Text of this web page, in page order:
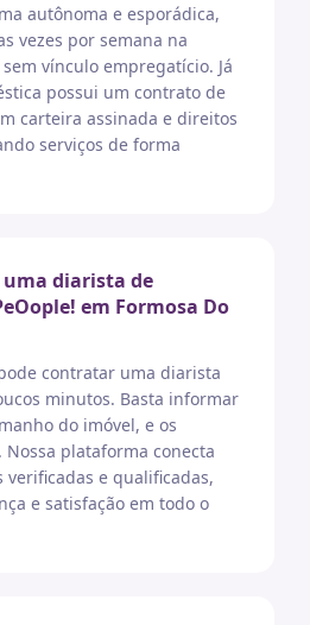
autônoma e esporádica,
vezes por semana na
vínculo empregatício. Já
possui um contrato de
carteira assinada e direitos
serviços de forma
diarista de
em Formosa Do
contratar uma diarista
minutos. Basta informar
do imóvel, e os
Nossa plataforma conecta
verificadas e qualificadas,
e satisfação em todo o